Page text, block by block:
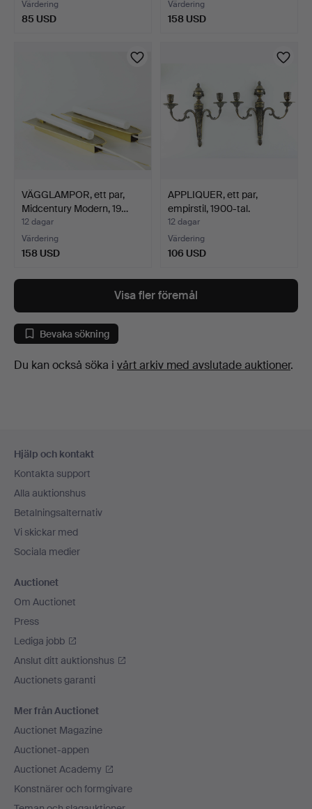
Värdering
85 USD
Värdering
158 USD
VÄGGLAMPOR, ett par,
Midcentury Modern, 19…
12 dagar
Värdering
158 USD
APPLIQUER, ett par,
empirstil, 1900-tal.
12 dagar
Värdering
106 USD
Visa fler föremål
Bevaka sökning
Du kan också söka i vårt arkiv med avslutade auktioner.
Hjälp och kontakt
Kontakta support
Alla auktionshus
Betalningsalternativ
Vi skickar med
Sociala medier
Auctionet
Om Auctionet
Press
Lediga jobb
Anslut ditt auktionshus
Auctionets garanti
Mer från Auctionet
Auctionet Magazine
Auctionet-appen
Auctionet Academy
Konstnärer och formgivare